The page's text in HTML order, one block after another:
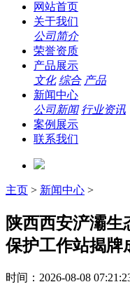
网站首页
关于我们
公司简介
荣誉资质
产品展示
文化 综合 产品
新闻中心
公司新闻 行业资讯
案例展示
联系我们
主页 > 新闻中心 >
陕西西安浐灞
保护工作站揭牌
时间：2026-08-08